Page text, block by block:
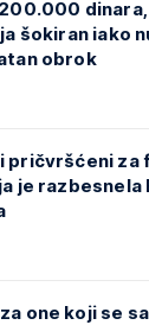
šokiran iako
obrok
pričvršćeni za
je razbesnela
one koji se